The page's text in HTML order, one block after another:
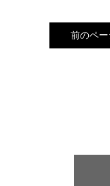
前のペー